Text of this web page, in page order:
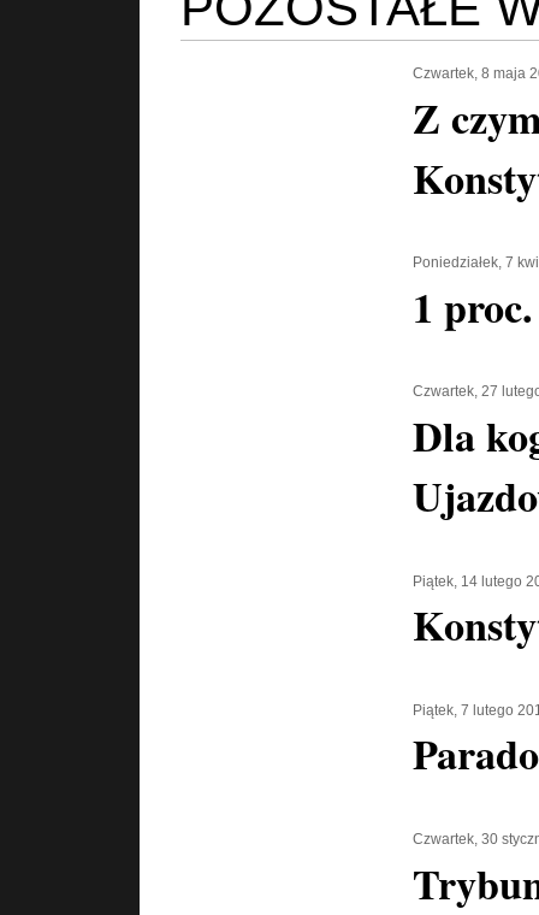
Czwartek, 8 maja
Z
Poniedziałek, 7
1
Czwartek, 27
Dla
Piątek, 14 lutego
Piątek, 7 lutego
Czwartek, 30